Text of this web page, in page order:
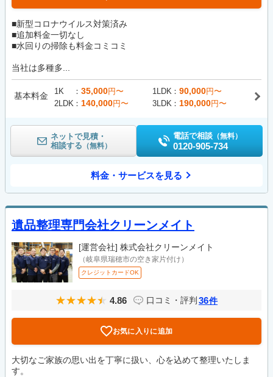
■新型コロナウイルス対策済み
■追加料金一切なし
■水回りの掃除も料金コミコミ
当社は多種多...
基本料金 1K 35,000円〜 1LDK 90,000円〜
2LDK
140,000円〜 3LDK 190,000円〜
ネットで見積・
相談する （無料）
電話で相談 （無料）
0120-905-734
料金・サービスを見る
遺品整理専門会社クリーンメイト
[運営会社] 株式会社クリーンメイト
（岐阜県瑞穂市の空き家片付け）
クレジットカードOK
4.86 口コミ・評判 36件
お気に入りに追加
大切なご家族の思い出を丁寧に扱い、心を込めて整理いたしま
す。